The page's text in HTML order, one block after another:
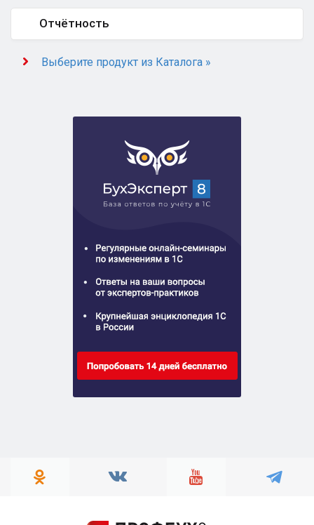
Отчётность
Выберите продукт из Каталога »